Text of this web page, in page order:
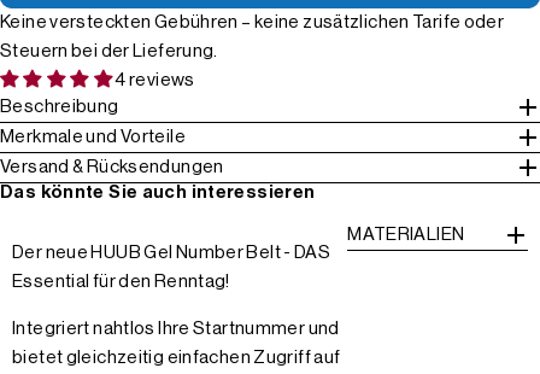
Keine versteckten Gebühren – keine zusätzlichen Tarife oder
Steuern bei der Lieferung.
4 reviews
Beschreibung
Merkmale und Vorteile
Versand & Rücksendungen
Das könnte Sie auch interessieren
Der neue HUUB Gel Number Belt - DAS
Essential für den Renntag!
Integriert nahtlos Ihre Startnummer und
bietet gleichzeitig einfachen Zugriff auf
MATERIALIEN